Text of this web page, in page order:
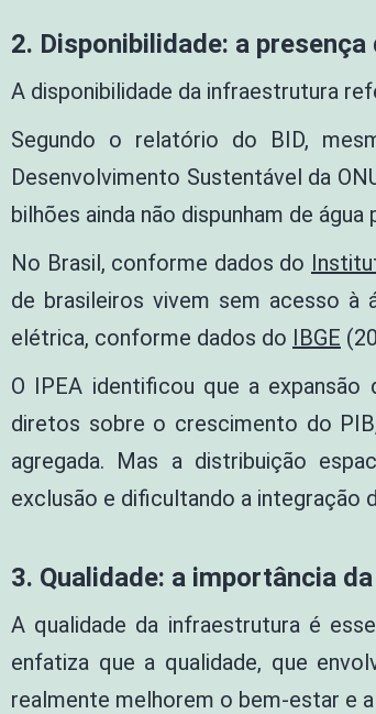
2. Disponibilidade: a
A disponibilidade da infraestrutura
Segundo o relatório do BID,
Desenvolvimento Sustentável da
bilhões ainda não dispunham de
No Brasil, conforme dados do
de brasileiros vivem sem acesso
elétrica, conforme dados do IBGE
O IPEA identificou que a
diretos sobre o crescimento do
agregada. Mas a distribuição
exclusão e dificultando a integração
3. Qualidade: a importância
A qualidade da infraestrutura é
enfatiza que a qualidade, que
realmente melhorem o bem-estar e